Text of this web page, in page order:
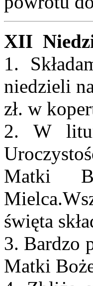
XII
1.
niedzieli
zł. w
2. W
Matki
święta
3. Bardzo
Matki